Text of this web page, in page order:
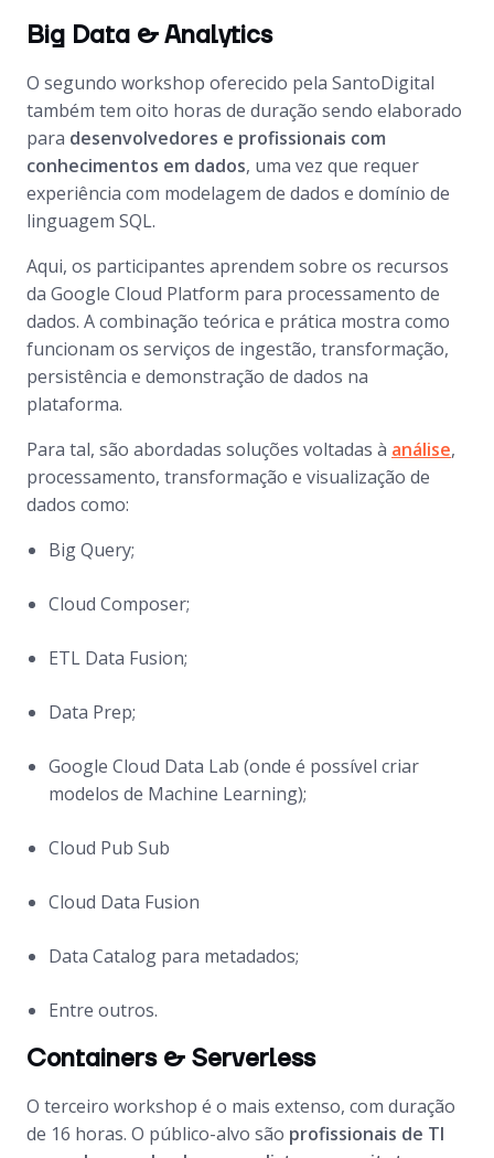
Big Data & Analytics
O segundo workshop oferecido pela SantoDigital
também tem oito horas de duração sendo elaborado
para desenvolvedores e profissionais com
conhecimentos em dados, uma vez que requer
experiência com modelagem de dados e domínio de
linguagem SQL.
Aqui, os participantes aprendem sobre os recursos
da Google Cloud Platform para processamento de
dados. A combinação teórica e prática mostra como
funcionam os serviços de ingestão, transformação,
persistência e demonstração de dados na
plataforma.
Para tal, são abordadas soluções voltadas à análise,
processamento, transformação e visualização de
dados como:
Big Query;
Cloud Composer;
ETL Data Fusion;
Data Prep;
Google Cloud Data Lab (onde é possível criar
modelos de Machine Learning);
Cloud Pub Sub
Cloud Data Fusion
Data Catalog para metadados;
Entre outros.
Containers & Serverless
O terceiro workshop é o mais extenso, com duração
de 16 horas. O público-alvo são profissionais de TI